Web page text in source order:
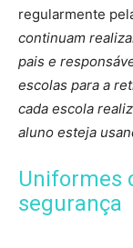
regularmente
continuam
pais e
escolas para a
cada escola
aluno esteja
Uniformes
segurança